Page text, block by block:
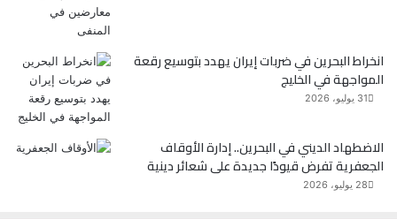
انخراط البحرين في ضربات إيران يهدد بتوسيع رقعة
المواجهة في الخليج
31 يوليو، 2026
الاضطهاد الديني في البحرين.. إدارة الأوقاف
الجعفرية تفرض قيودًا جديدة على شعائر دينية
28 يوليو، 2026